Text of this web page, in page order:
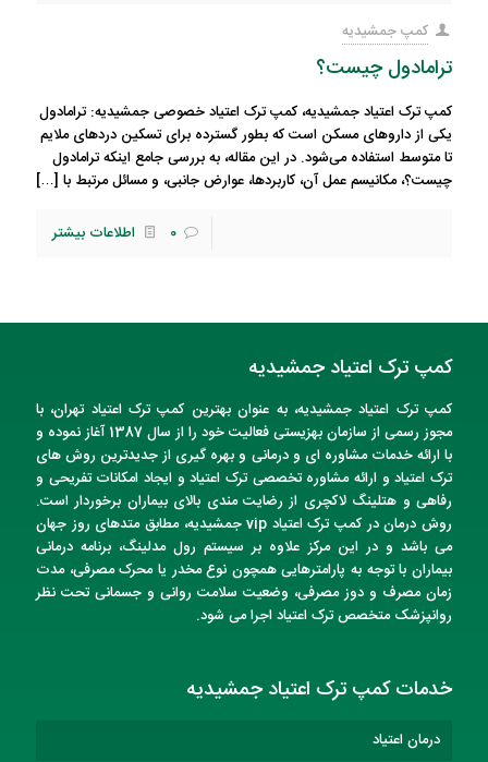
کمپ جمشیدیه
ترامادول چیست؟
کمپ ترک اعتیاد جمشیدیه، کمپ ترک اعتیاد خصوصی جمشیدیه: ترامادول
یکی از داروهای مسکن است که بطور گسترده برای تسکین دردهای ملایم
تا متوسط استفاده می‌شود. در این مقاله، به بررسی جامع اینکه ترامادول
چیست؟، مکانیسم عمل آن، کاربردها، عوارض جانبی، و مسائل مرتبط با […]
0 اطلاعات بیشتر
کمپ ترک اعتیاد جمشیدیه
کمپ ترک اعتیادجمشیدیه، به عنوانبهترین کمپ ترک اعتیاد تهران، با
مجوز رسمی از سازمان بهزیستی فعالیت خود را از سال 1387 آغاز نموده و
با ارائه خدمات مشاوره ای و درمانی و بهره گیری از جدیدترین روش های
ترک اعتیاد و ارائه مشاوره تخصصی ترک اعتیاد و ایجاد امکانات تفریحی و
رفاهی و هتلینگ لاکچری از رضایت مندی بالای بیماران برخوردار است.
روش درمان در کمپ ترک اعتیاد vip جمشیدیه، مطابق متدهای روز جهان
می باشد و در این مرکز علاوه بر سیستم رول مدلینگ، برنامه درمانی
بیماران با توجه به پارامترهایی همچون نوع مخدر یا محرک مصرفی، مدت
زمان مصرف و دوز مصرفی، وضعیت سلامت روانی و جسمانی تحت نظر
روانپزشک متخصصترک اعتیاداجرا می شود.
خدمات کمپ ترک اعتیاد جمشیدیه
درمان اعتیاد